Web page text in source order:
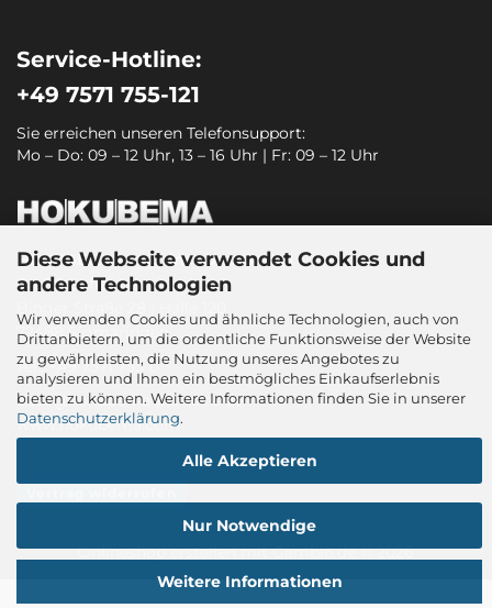
Diese Webseite verwendet Cookies und
andere Technologien
Wir verwenden Cookies und ähnliche Technologien, auch von
Drittanbietern, um die ordentliche Funktionsweise der Website
zu gewährleisten, die Nutzung unseres Angebotes zu
analysieren und Ihnen ein bestmögliches Einkaufserlebnis
bieten zu können. Weitere Informationen finden Sie in unserer
Datenschutzerklärung.
Alle Akzeptieren
Nur Notwendige
Weitere Informationen
Service-Hotline:
+49 7571 755-121
Sie erreichen unseren Telefonsupport:
Mo – Do: 09 – 12 Uhr, 13 – 16 Uhr | Fr: 09 – 12 Uhr
HOKUBEMA Maschinenbau GmbH
Graf-Stauffenberg-Kaserne
72488 Sigmaringen
Tel.: +49 7571 755-0
sitec@hokubema-panhans.de
www.hokubema.com
Onlineshop erstellenmit Gambio.de © 2026